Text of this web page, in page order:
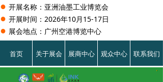
● 开展名称：亚洲油墨工业博览会
● 开展时间：2026年10月15-17日
● 展会地点：广州空港博览中心
首页 关于展会 展商中心 观众中心 联系我们